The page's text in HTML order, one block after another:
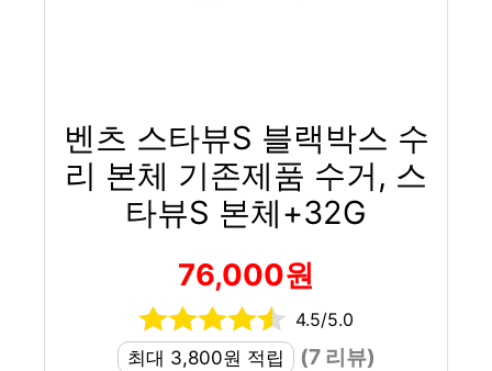
벤츠 스타뷰S 블랙박스 수
리 본체 기존제품 수거, 스
타뷰S 본체+32G
76,000원
4.5/5.0
최대 3,800원 적립
(7 리뷰)